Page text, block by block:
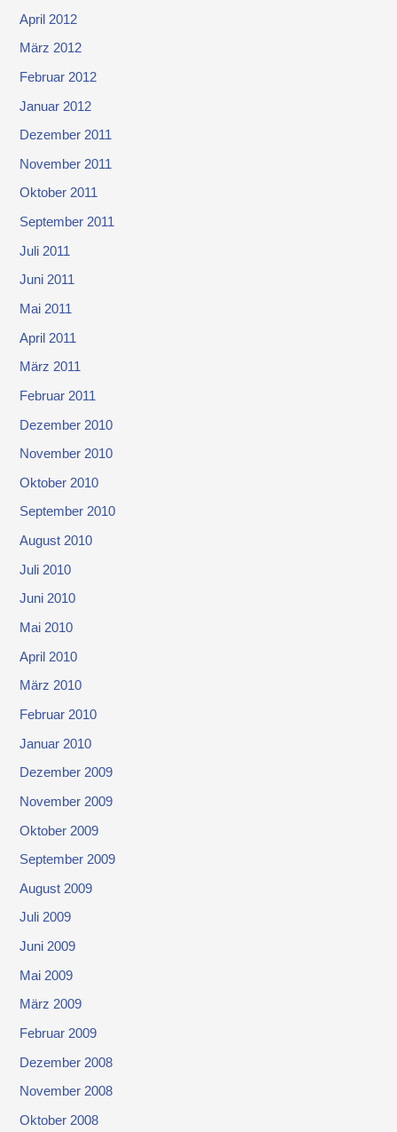
April 2012
März 2012
Februar 2012
Januar 2012
Dezember 2011
November 2011
Oktober 2011
September 2011
Juli 2011
Juni 2011
Mai 2011
April 2011
März 2011
Februar 2011
Dezember 2010
November 2010
Oktober 2010
September 2010
August 2010
Juli 2010
Juni 2010
Mai 2010
April 2010
März 2010
Februar 2010
Januar 2010
Dezember 2009
November 2009
Oktober 2009
September 2009
August 2009
Juli 2009
Juni 2009
Mai 2009
März 2009
Februar 2009
Dezember 2008
November 2008
Oktober 2008